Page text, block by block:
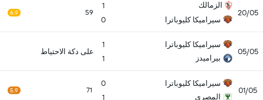
20/05
الزمالك
سيراميكا كليوباترا
1
0
59
6.9
05/05
سيراميكا كليوباترا
بيراميدز
1
1
على دكة الاحتياط
01/05
سيراميكا كليوباترا
المصري
0
1
71
5.9